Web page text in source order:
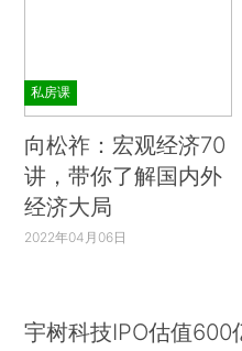
私房课
向松祚：宏观经济70
讲，带你了解国内外
经济大局
2022年04月06日
宇树科技IPO估值600